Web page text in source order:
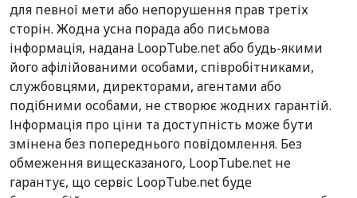
для певної мети або непорушення прав третіх
сторін. Жодна усна порада або письмова
інформація, надана LoopTube.net або будь-якими
його афілійованими особами, співробітниками,
службовцями, директорами, агентами або
подібними особами, не створює жодних гарантій.
Інформація про ціни та доступність може бути
змінена без попереднього повідомлення. Без
обмеження вищесказаного, LoopTube.net не
гарантує, що сервіс LoopTube.net буде